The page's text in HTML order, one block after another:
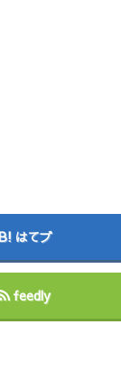
はてブ
feedly